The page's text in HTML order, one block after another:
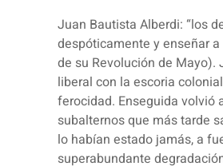
Juan Bautista Alberdi: “los
despóticamente y enseñar
de su Revolución de Mayo).
liberal con la escoria
ferocidad. Enseguida volvió
subalternos que más tarde
lo habían estado jamás, a
superabundante